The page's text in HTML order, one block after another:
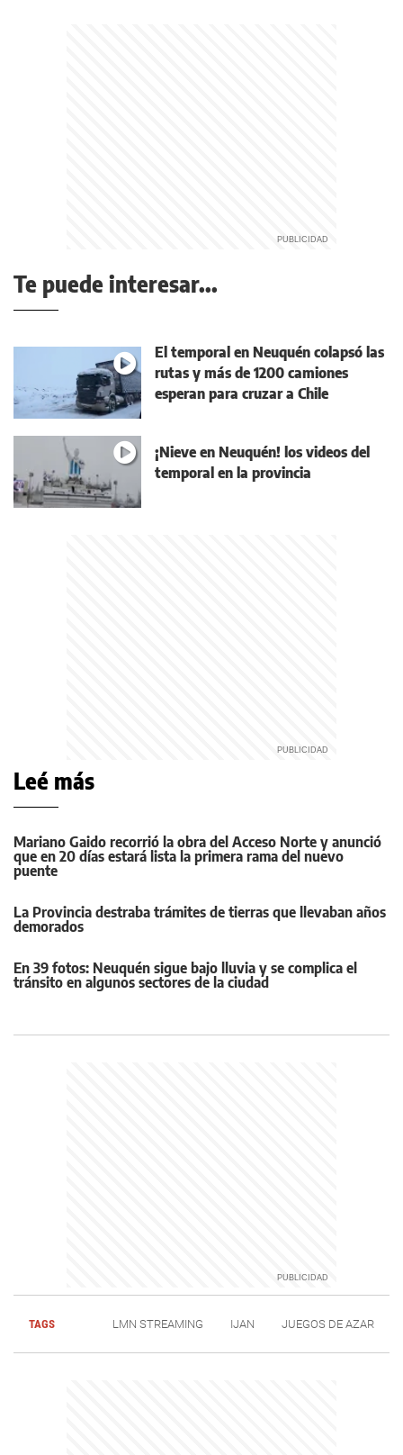
Te puede interesar...
El temporal en Neuquén colapsó las
rutas y más de 1200 camiones
esperan para cruzar a Chile
¡Nieve en Neuquén! los videos del
temporal en la provincia
Leé más
Mariano Gaido recorrió la obra del Acceso Norte y anunció
que en 20 días estará lista la primera rama del nuevo
puente
La Provincia destraba trámites de tierras que llevaban años
demorados
En 39 fotos: Neuquén sigue bajo lluvia y se complica el
tránsito en algunos sectores de la ciudad
TAGS LMN STREAMING IJAN JUEGOS DE AZAR